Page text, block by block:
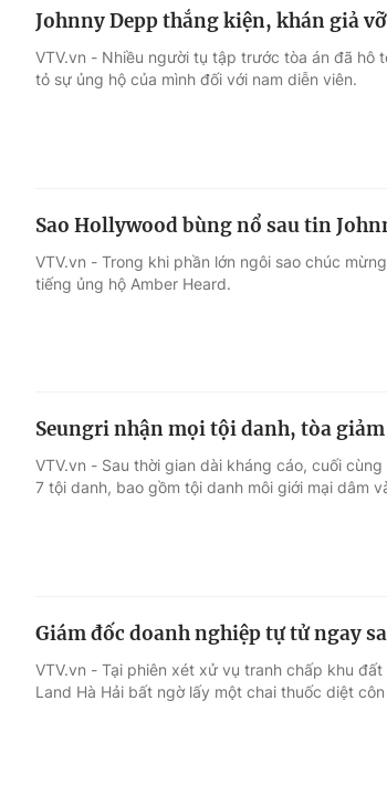
Johnny Depp thắng kiện, khán giả
VTV.vn - Nhiều người tụ tập trước tòa án đã hô
tỏ sự ủng hộ của mình đối với nam diễn viên.
Sao Hollywood bùng nổ sau tin
VTV.vn - Trong khi phần lớn ngôi sao chúc
tiếng ủng hộ Amber Heard.
Seungri nhận mọi tội danh, tòa
VTV.vn - Sau thời gian dài kháng cáo, cuối
7 tội danh, bao gồm tội danh môi giới mại dâm
Giám đốc doanh nghiệp tự tử ngay
VTV.vn - Tại phiên xét xử vụ tranh chấp khu
Land Hà Hải bất ngờ lấy một chai thuốc diệt